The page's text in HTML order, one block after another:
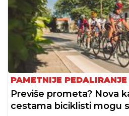
PAMETNIJE PEDALIRANJE
Previše prometa? Nova
cestama biciklisti mogu